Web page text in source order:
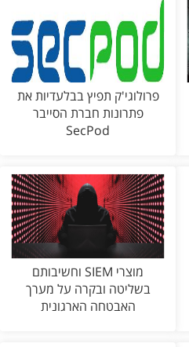
פרולוגי'ק תפיץ בבלעדיות את
פתרונות חברת הסייבר
SecPod
מוצרי SIEM וחשיבותם
בשליטה ובקרה על מערך
האבטחה הארגונית